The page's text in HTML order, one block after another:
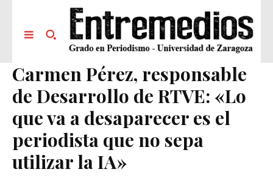
Carmen Pérez, responsable
de Desarrollo de RTVE: «Lo
que va a desaparecer es el
periodista que no sepa
utilizar la IA»